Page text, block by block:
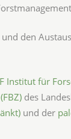
den
Institut für
des
und der